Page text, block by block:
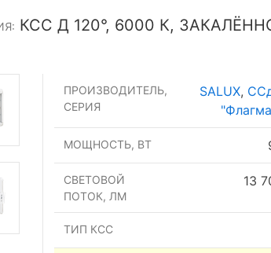
КСС Д 120°, 6000 К,
ПРОИЗВОДИТЕЛЬ,
СЕРИЯ
SALUX,
МОЩНОСТЬ, ВТ
СВЕТОВОЙ
ПОТОК, ЛМ
13
ТИП КСС